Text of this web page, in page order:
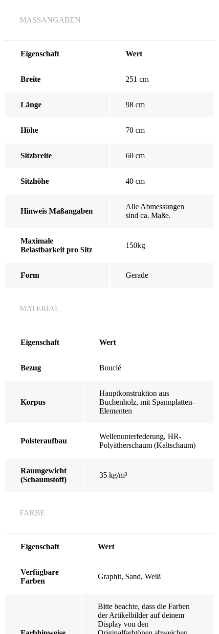
MASSANGABEN
Eigenschaft Wert
Breite 251 cm
Länge 98 cm
Höhe 70 cm
Sitzbreite 60 cm
Sitzhöhe 40 cm
Hinweis Maßangaben
Alle Abmessungen
sind ca. Maße.
Maximale
Belastbarkeit pro Sitz
150kg
Form Gerade
MATERIAL
Eigenschaft Wert
Bezug Bouclé
Korpus
Hauptkonstruktion aus
Buchenholz, mit Spannplatten-
Elementen
Polsteraufbau
Wellenunterfederung, HR-
Polyätherschaum (Kaltschaum)
Raumgewicht
(Schaumstoff)
35 kg/m³
FARBE
Eigenschaft Wert
Verfügbare
Farben
Graphit, Sand, Weiß
Bitte beachte, dass die Farben
der Artikelbilder auf deinem
Display von den